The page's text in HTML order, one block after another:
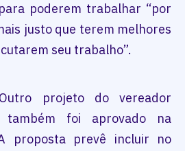
poderem trabalhar “por
justo que terem melhores
seu trabalho”.
projeto do vereador
também foi aprovado na
proposta prevê incluir no